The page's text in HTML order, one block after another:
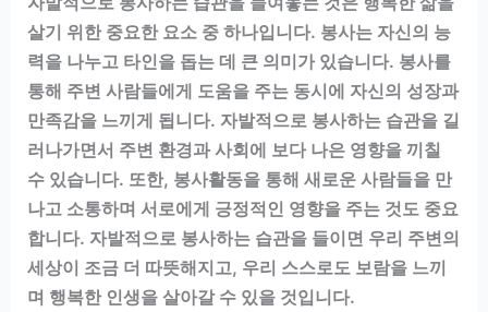
살기 위한 중요한 요소 중 하나입니다. 봉사는 자신의 능
력을 나누고 타인을 돕는 데 큰 의미가 있습니다. 봉사를
통해 주변 사람들에게 도움을 주는 동시에 자신의 성장과
만족감을 느끼게 됩니다. 자발적으로 봉사하는 습관을 길
러나가면서 주변 환경과 사회에 보다 나은 영향을 끼칠
수 있습니다. 또한, 봉사활동을 통해 새로운 사람들을 만
나고 소통하며 서로에게 긍정적인 영향을 주는 것도 중요
합니다. 자발적으로 봉사하는 습관을 들이면 우리 주변의
세상이 조금 더 따뜻해지고, 우리 스스로도 보람을 느끼
며 행복한 인생을 살아갈 수 있을 것입니다.